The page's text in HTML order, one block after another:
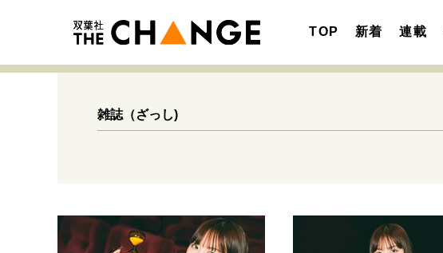
TOP 新着 連載
運命を変えた出会い
表現者の葛藤
雑誌 （ざっし)